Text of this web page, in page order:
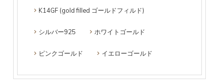
K14GF (gold filled ゴールドフィルド)
シルバー925 ホワイトゴールド
ピンクゴールド イエローゴールド